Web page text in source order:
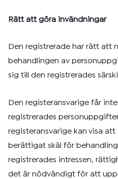
Rätt att göra invändningar
Den registrerade har rätt att
behandlingen av
sig till den registrerades
Den registeransvarige får
registrerades
registeransvarige kan visa
berättigat skäl för
registrerades intressen,
det är nödvändigt för att